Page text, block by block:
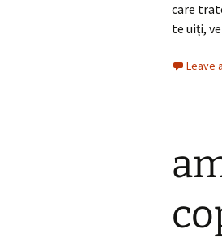
care
te uiți,
Leave